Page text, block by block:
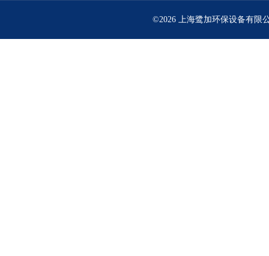
©2026 上海鹭加环保设备有限